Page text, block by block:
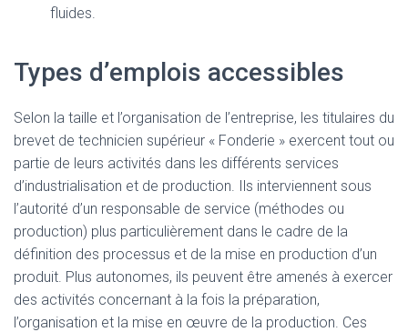
fluides.
Types d’emplois accessibles
Selon la taille et l’organisation de l’entreprise, les titulaires du
brevet de technicien supérieur « Fonderie » exercent tout ou
partie de leurs activités dans les différents services
d’industrialisation et de production. Ils interviennent sous
l’autorité d’un responsable de service (méthodes ou
production) plus particulièrement dans le cadre de la
définition des processus et de la mise en production d’un
produit. Plus autonomes, ils peuvent être amenés à exercer
des activités concernant à la fois la préparation,
l’organisation et la mise en œuvre de la production. Ces